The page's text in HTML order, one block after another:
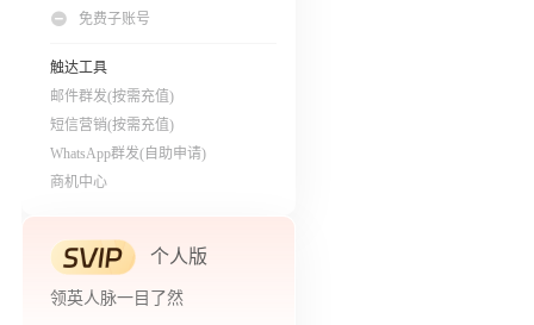
免费子账号
触达工具
邮件群发(按需充值)
短信营销(按需充值)
WhatsApp群发(自助申请)
商机中心
个人版
领英人脉一目了然